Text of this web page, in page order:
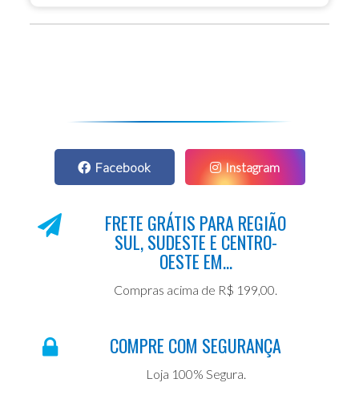
Facebook Instagram
FRETE GRÁTIS PARA REGIÃO
SUL, SUDESTE E CENTRO-
OESTE EM...
Compras acima de R$ 199,00.
COMPRE COM SEGURANÇA
Loja 100% Segura.